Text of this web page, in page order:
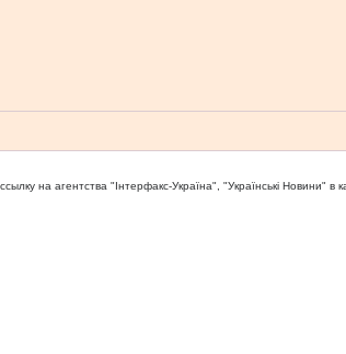
на агентства "Iнтерфакс-Україна", "Українськi Новини" в